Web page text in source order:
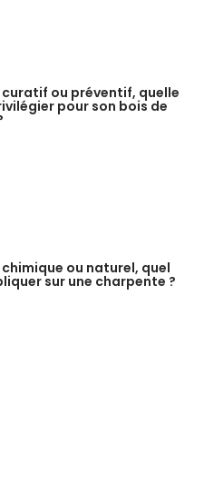
ou préventif, quelle
pour son bois de
ou naturel, quel
sur une charpente ?